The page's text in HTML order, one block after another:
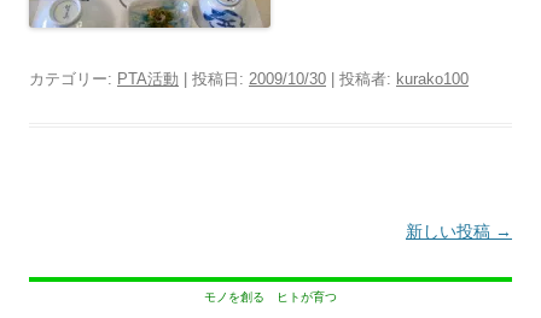
カテゴリー: PTA活動 | 投稿日: 2009/10/30 投稿者: kurako100
新しい投稿 →
モノを創る ヒトが育つ